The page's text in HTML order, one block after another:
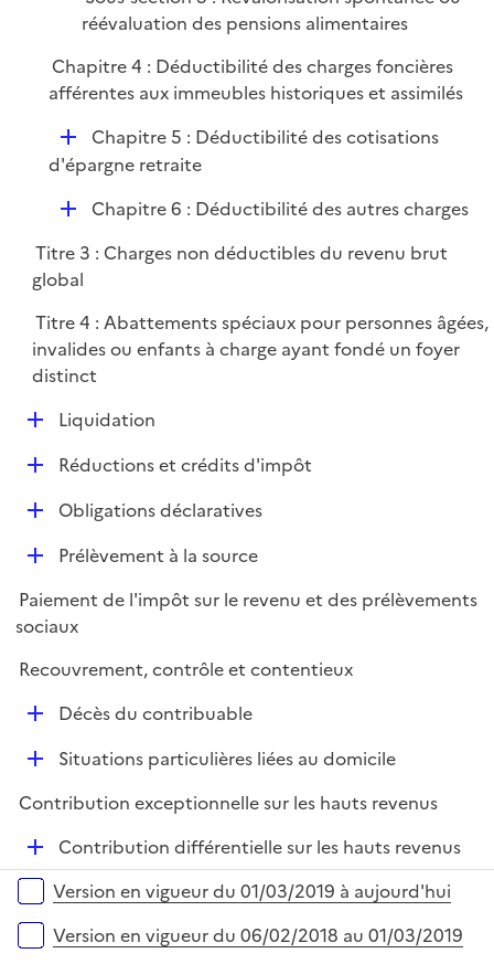
réévaluation des pensions alimentaires
Chapitre 4 : Déductibilité des charges foncières
afférentes aux immeubles historiques et assimilés
D
é
i
e
r
Chapitre 5 : Déductibilité des cotisations
d'épargne retraite
D
p
l
i
e
r
Chapitre 6 : Déductibilité des autres charges
Titre 3 : Charges non déductibles du revenu brut
global
Titre 4 : Abattements spéciaux pour personnes âgées,
invalides ou enfants à charge ayant fondé un foyer
distinct
DLiquidation
D
e
r
Réductions et crédits d'impôt
D
i
e
r
Obligations déclaratives
D
p
l
i
Prélèvement à la source
Paiement de l'impôt sur le revenu et des prélèvements
sociaux
Recouvrement, contrôle et contentieux
D
i
r
Décès du contribuable
D
p
i
e
Situations particulières liées au domicile
Contribution exceptionnelle sur les hauts revenus
D
é
p
Contribution différentielle sur les hauts revenus
Versions sur la période
Version en vigueur du 01/03/2019 à aujourd'hui
Version en vigueur du 06/02/2018 au 01/03/2019